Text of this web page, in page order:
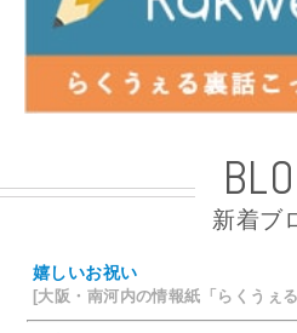
新着ブ
嬉しいお祝い